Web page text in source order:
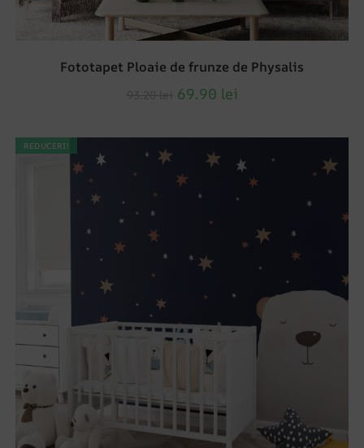
Fototapet Ploaie de frunze de Physalis
69.90 lei
REDUCERI!